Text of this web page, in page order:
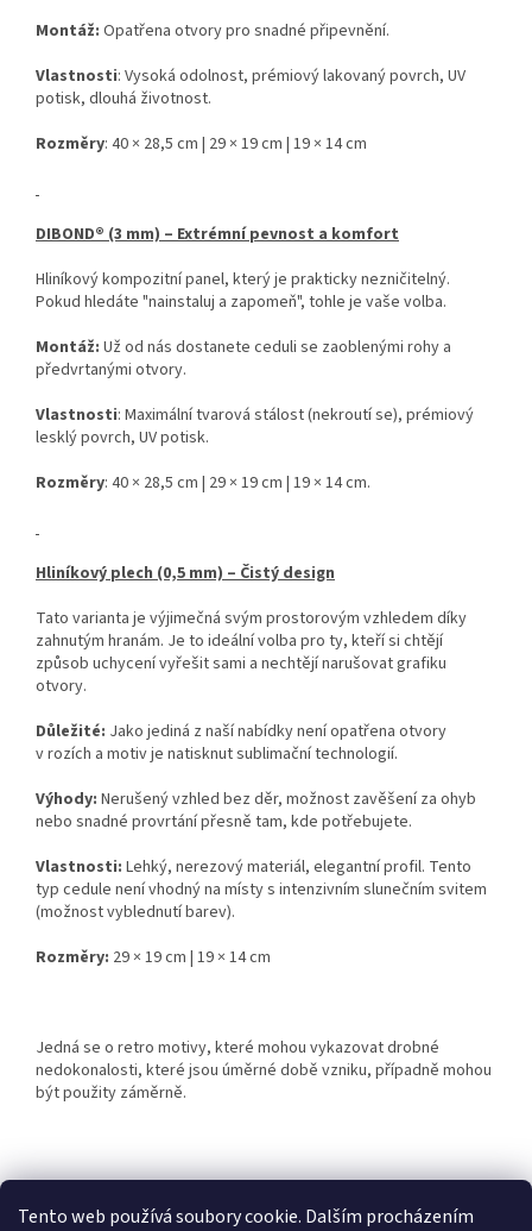
Tento web používá soubory cookie. Dalším procházením
Montáž: Opatřena otvory pro snadné připevnění.
Vlastnosti: Vysoká odolnost, prémiový lakovaný povrch, UV
potisk, dlouhá životnost.
Rozměry: 40 × 28,5 cm | 29 × 19 cm | 19 × 14 cm
DIBOND® (3 mm) – Extrémní pevnost a komfort
Hliníkový kompozitní panel, který je prakticky nezničitelný.
Pokud hledáte "nainstaluj a zapomeň", tohle je vaše volba.
Montáž: Už od nás dostanete ceduli se zaoblenými rohy a
předvrtanými otvory.
Vlastnosti: Maximální tvarová stálost (nekroutí se), prémiový
lesklý povrch, UV potisk.
Rozměry: 40 × 28,5 cm | 29 × 19 cm | 19 × 14 cm.
Hliníkový plech (0,5 mm) – Čistý design
Tato varianta je výjimečná svým prostorovým vzhledem díky
zahnutým hranám. Je to ideální volba pro ty, kteří si chtějí
způsob uchycení vyřešit sami a nechtějí narušovat grafiku
otvory.
Důležité: Jako jediná z naší nabídky není opatřena otvory
v rozích a motiv je natisknut sublimační technologií.
Výhody: Nerušený vzhled bez děr, možnost zavěšení za ohyb
nebo snadné provrtání přesně tam, kde potřebujete.
Vlastnosti: Lehký, nerezový materiál, elegantní profil. Tento
typ cedule není vhodný na místy s intenzivním slunečním svitem
(možnost vyblednutí barev).
Rozměry: 29 × 19 cm | 19 × 14 cm
Jedná se o retro motivy, které mohou vykazovat drobné
nedokonalosti, které jsou úměrné době vzniku, případně mohou
být použity záměrně.
Z
Retro-Darky.cz Krowki.cz